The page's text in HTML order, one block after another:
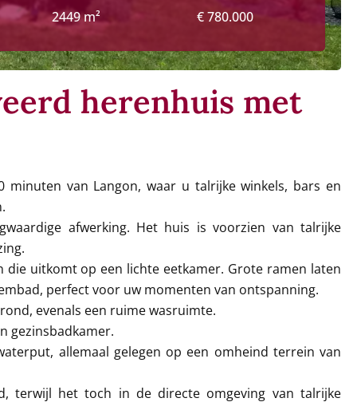
2449 m² € 780.000
herenhuis met
van Langon, waar u talrijke winkels, bars en
afwerking. Het huis is voorzien van talrijke
uitkomt op een lichte eetkamer. Grote ramen laten
perfect voor uw momenten van ontspanning.
evenals een ruime wasruimte.
gezinsbadkamer.
allemaal gelegen op een omheind terrein van
terwijl het toch in de directe omgeving van talrijke